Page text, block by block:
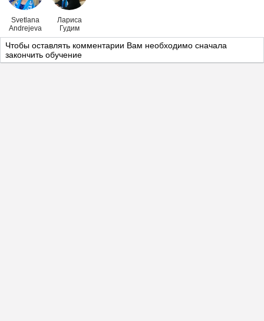
Svetlana
Andrejeva
Лариса
Гудим
Чтобы оставлять комментарии Вам необходимо сначала
закончить обучение